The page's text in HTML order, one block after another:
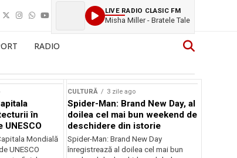
LIVE RADIO CLASIC FM
Misha Miller - Bratele Tale
RADIO
în
UNESCO
Mondială
UNESCO
CULTURĂ 3 zile ago
Spider-Man: Brand New Day, al
doilea cel mai bun weekend de
deschidere din istorie
Spider-Man: Brand New Day
înregistrează al doilea cel mai bun